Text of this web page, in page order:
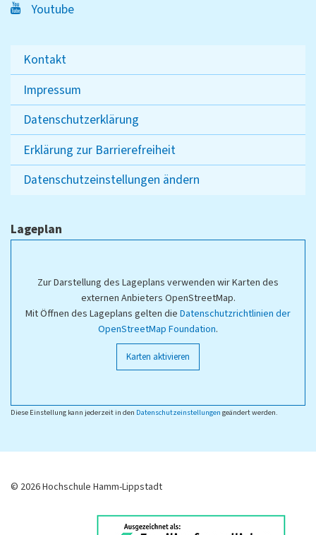
Youtube
Kontakt
Impressum
Datenschutzerklärung
Erklärung zur Barrierefreiheit
Datenschutzeinstellungen ändern
Lageplan
Zur Darstellung des Lageplans verwenden wir Karten des
externen Anbieters OpenStreetMap.
Mit Öffnen des Lageplans gelten die Datenschutzrichtlinien der
OpenStreetMap Foundation.
Karten aktivieren
Diese Einstellung kann jederzeit in den Datenschutzeinstellungen geändert werden.
© 2026 Hochschule Hamm-Lippstadt